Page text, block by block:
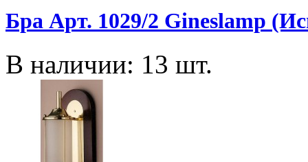
Бра Арт. 1029/2 Gineslamp
В наличии: 13 шт.